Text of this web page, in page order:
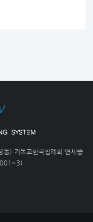
) 기독교한국침례회 연세중